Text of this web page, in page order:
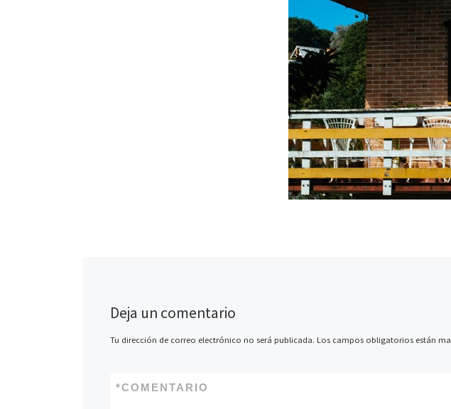
Deja un comentario
Tu dirección de correo electrónico no será publicada. Los campos obligatorios están
COMENTARIO
*